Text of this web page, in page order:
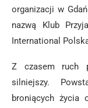
organizacji w
nazwą Klub
International
Z czasem ruch
silniejszy.
broniących życia